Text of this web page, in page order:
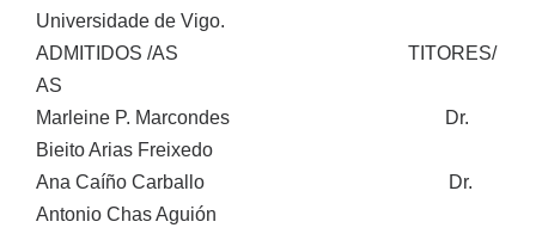
Universidade de Vigo.
ADMITIDOS /AS TITORES/
AS
Marleine P. Marcondes Dr.
Bieito Arias Freixedo
Ana Caíño Carballo Dr.
Antonio Chas Aguión